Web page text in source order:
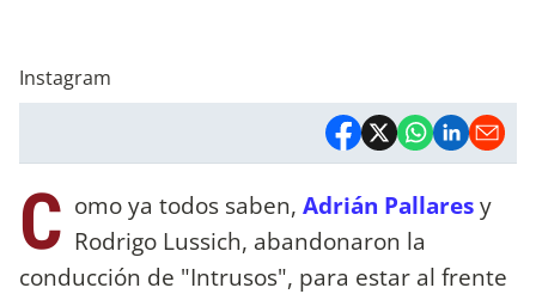
Instagram
C omo ya todos saben, Adrián Pallaresy
Rodrigo Lussich, abandonaron la
conducción de "Intrusos", para estar al frente